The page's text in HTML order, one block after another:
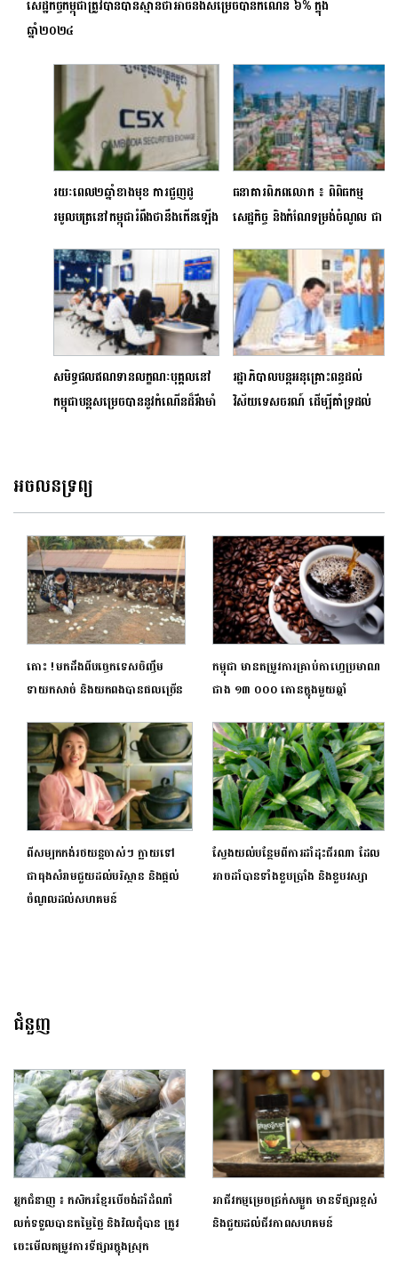
សេដ្ឋកិច្ចកម្ពុជាត្រូវបានប៉ាន់ស្មានថាអាចនឹងសម្រេចបានកំណើន ៦% ក្នុង
ឆ្នាំ២០២៤
រយៈពេល២ឆ្នាំខាងមុខ ការជួញដូ
រមូលបត្រនៅកម្ពុជារំពឹងថានឹងកើនឡើង
ធនាគារពិភពលោក ៖ ពិពិធកម្ម
សេដ្ឋកិច្ច និងកំណែទម្រង់ចំណូល ជា
ស្ថានភាពមិនប្រាកដប្រជា
សមិទ្ធផលឥណទានលក្ខណៈបុគ្គល​នៅ
កម្ពុជាបន្តសម្រេចបាននូវ​កំណើន​ដ៏រឹងមាំ
រដ្ឋាភិបាលបន្តអនុគ្រោះពន្ធដល់
វិស័យទេសចរណ៍ ដើម្បីគាំទ្រដល់
អចលនទ្រព្យ
តោះ ! មកដឹងពីបច្ចេកទេសចិញ្ចឹម
ទាយកសាច់ និងយកពងបានផលច្រើន
កម្ពុជា មានតម្រូវការគ្រាប់កាហ្វេប្រមាណ
ជាង ១៣ ០០០ តោនក្នុងមួយឆ្នាំ
ពីសម្បកកង់រថយន្តចាស់ៗ ក្លាយទៅ
ជាធុងសំរាមជួយដល់បរិស្ថាន និងផ្តល់
ចំណូលដល់សហគមន៍
ស្វែងយល់បន្ថែមពីការដាំដុះជីរណា ដែល
អាចដាំបានទាំងខួបប្រាំង និងខួបវស្សា
ជំនួញ
អ្នកជំនាញ ៖ កសិករខ្មែរបើចង់ដាំដំណាំ
លក់ទទួលបានតម្លៃថ្លៃ និងវិលជុំបាន ត្រូវ
ចេះមើលតម្រូវការទីផ្សារក្នុងស្រុក
អាជីវកម្មម្រេចជ្រក់សម្ងួត មានទីផ្សារខ្ពស់
និងជួយដល់ជីវភាពសហគមន៍